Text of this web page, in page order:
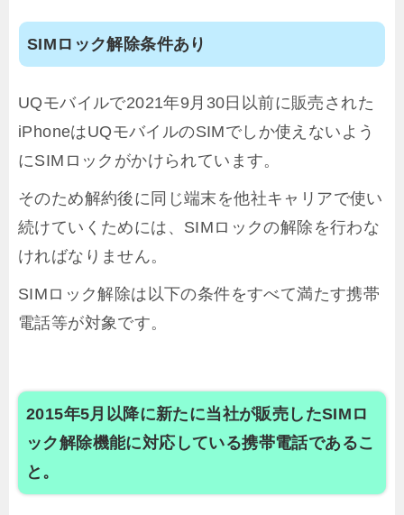
SIMロック解除条件あり
UQモバイルで2021年9月30日以前に販売された
iPhoneはUQモバイルのSIMでしか使えないよう
にSIMロックがかけられています。
そのため解約後に同じ端末を他社キャリアで使い
続けていくためには、SIMロックの解除を行わな
ければなりません。
SIMロック解除は以下の条件をすべて満たす携帯
電話等が対象です。
2015年5月以降に新たに当社が販売したSIMロ
ック解除機能に対応している携帯電話であるこ
と。